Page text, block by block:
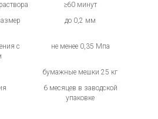
≥60 минут
до 0,2 мм
с
не менее 0,35 Мпа
бумажные мешки 25 кг
6 месяцев в заводской
упаковке